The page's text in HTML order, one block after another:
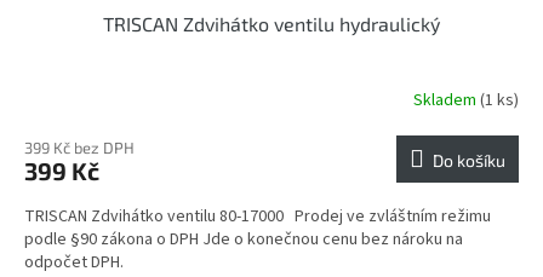
TRISCAN Zdvihátko ventilu hydraulický
Skladem (1 ks)
399 Kč bez DPH
399 Kč Do košíku
TRISCAN Zdvihátko ventilu 80-17000 Prodej ve zvláštním režimu
podle §90 zákona o DPH Jde o konečnou cenu bez nároku na
odpočet DPH.